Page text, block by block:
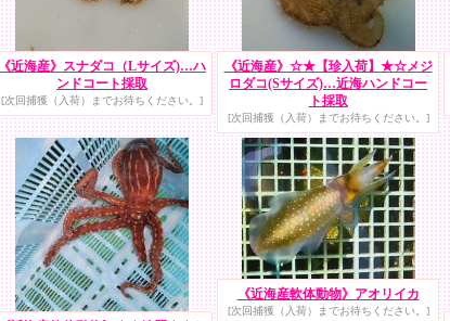
《近海産》スナダコ（Lサイズ)…ハ
ンドコート採取
[次回捕獲（入荷）までお待ちください。]
《近海産》☆★【珍入荷】★☆メジ
ロダコ(Sサイズ)…近海ハンドコー
ト採取
[次回捕獲（入荷）までお待ちください。]
《近海産軟体動物》アオリイカ
[次回捕獲（入荷）までお待ちください。]